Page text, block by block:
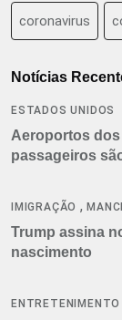
coronavirus
Notícias
ESTADOS UNIDOS
Aeroportos dos
passageiros
IMIGRAÇÃO ,
Trump assina
nascimento
ENTRETENIMENTO